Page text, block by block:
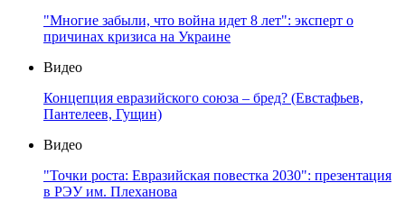
"Многие забыли, что война идет 8 лет": эксперт о
причинах кризиса на Украине
Видео
Концепция евразийского союза – бред? (Евстафьев,
Пантелеев, Гущин)
Видео
"Точки роста: Евразийская повестка 2030": презентация
в РЭУ им. Плеханова